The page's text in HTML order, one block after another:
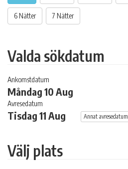
6 Nätter 7 Nätter
Valda sökdatum
Ankomstdatum
Måndag 10 Aug
Avresedatum
Tisdag 11 Aug Annat avresedatum
Välj plats